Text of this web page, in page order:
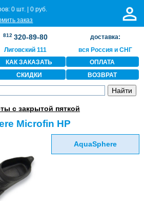
0 шт. |0 руб.
заказ
812 320-89-80
Лиговский 111
доставка:
вся Россия и СНГ
КАК ЗАКАЗАТЬ
ОПЛАТА
СКИДКИ ВОЗВРАТ
с закрытой пяткой
Microfin HP
AquaSphere